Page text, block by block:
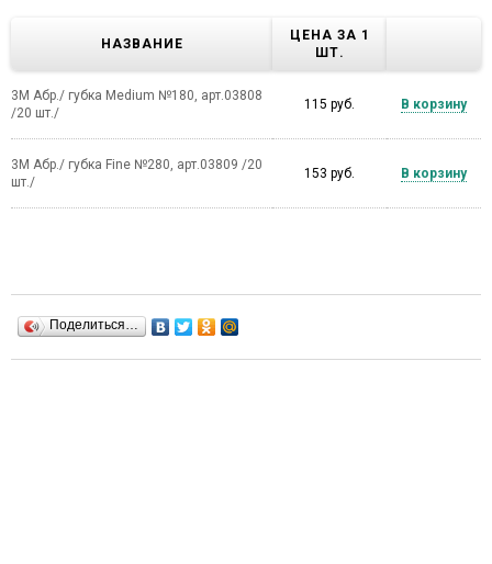
НАЗВАНИЕ
ЦЕНА ЗА 1
ШТ.
3M Абр./ губка Medium №180, арт.03808
/20 шт./
115 руб. В корзину
3M Абр./ губка Fine №280, арт.03809 /20
шт./
153 руб. В корзину
Поделиться…